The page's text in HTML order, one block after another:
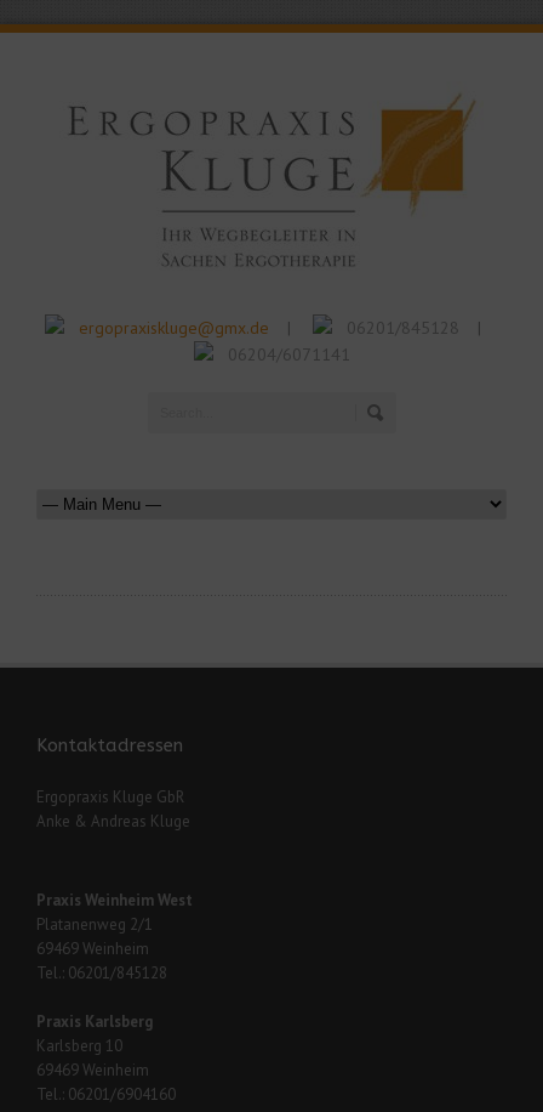
ergopraxiskluge@gmx.de | 06201/845128 |
06204/6071141
Kontaktadressen
Ergopraxis Kluge GbR
Anke & Andreas Kluge
Praxis Weinheim West
Platanenweg 2/1
69469 Weinheim
Tel.: 06201/845128
Praxis Karlsberg
Karlsberg 10
69469 Weinheim
Tel.: 06201/6904160